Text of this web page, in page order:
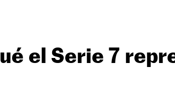
el Serie 7